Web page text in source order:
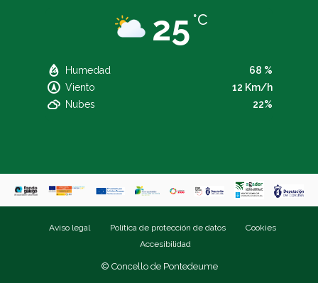
25 °C
Humedad
68 %
Viento
12 Km/h
Nubes
22%
Aviso legal Política de protección de datos
Cookies
Accesibilidad
© Concello de Pontedeume